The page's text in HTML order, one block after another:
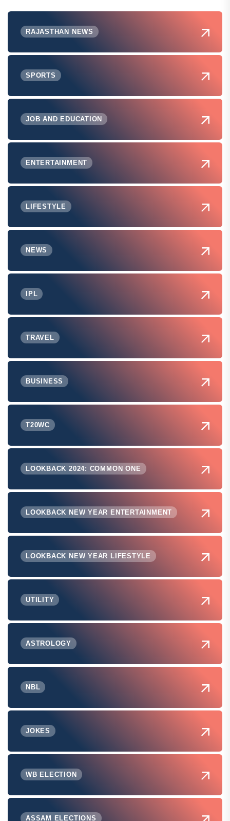
RAJASTHAN NEWS
SPORTS
JOB AND EDUCATION
ENTERTAINMENT
LIFESTYLE
NEWS
IPL
TRAVEL
BUSINESS
T20WC
LOOKBACK 2024: COMMON ONE
LOOKBACK NEW YEAR ENTERTAINMENT
LOOKBACK NEW YEAR LIFESTYLE
UTILITY
ASTROLOGY
NBL
JOKES
WB ELECTION
ASSAM ELECTIONS